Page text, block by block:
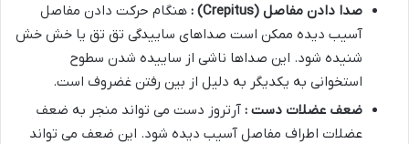
صدا دادن مفاصل (Crepitus)
: هنگام حرکت دادن مفاصل
آسیب دیده ممکن است صداهای ساییدگی تق تق یا خش خش
شنیده شود. این صداها ناشی از ساییده شدن سطوح
استخوانی به یکدیگر به دلیل از بین رفتن غضروف است.
ضعف عضلات دست : آرتروز دست می تواند منجر به ضعف
عضلات اطراف مفاصل آسیب دیده شود. این ضعف می تواند